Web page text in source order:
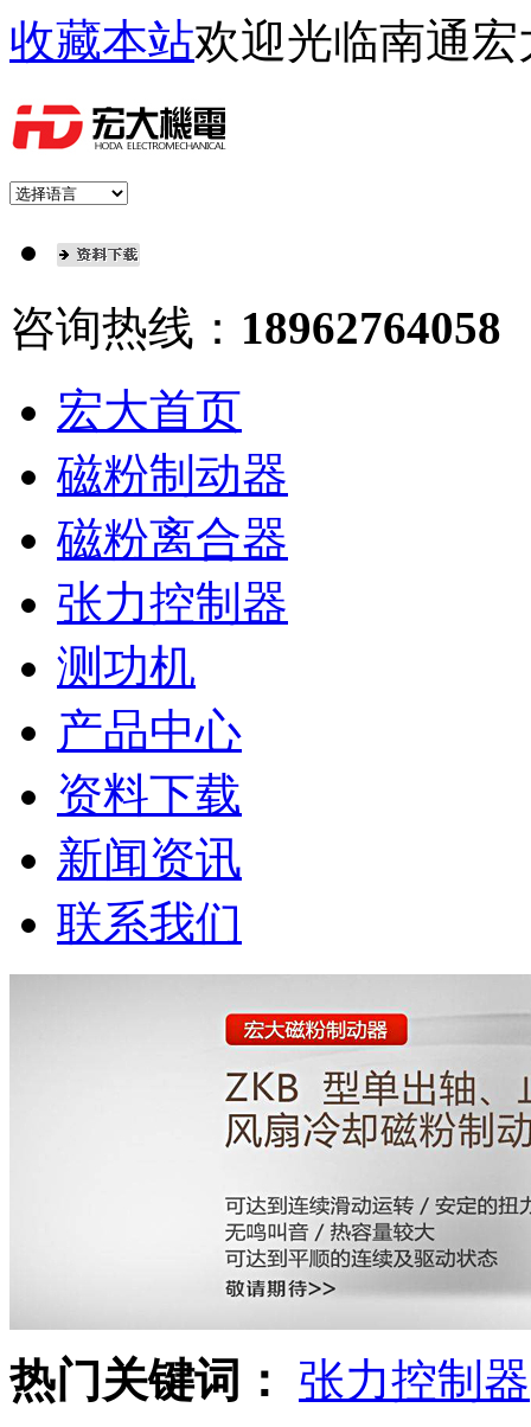
收藏本站欢迎光临南通
咨询热线： 18962764058
宏大首页
磁粉制动器
磁粉离合器
张力控制器
测功机
产品中心
资料下载
新闻资讯
联系我们
热门关键词： 张力控制器